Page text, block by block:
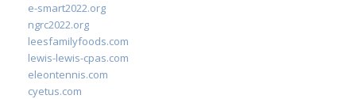
e-smart2022.org
ngrc2022.org
leesfamilyfoods.com
lewis-lewis-cpas.com
eleontennis.com
cyetus.com